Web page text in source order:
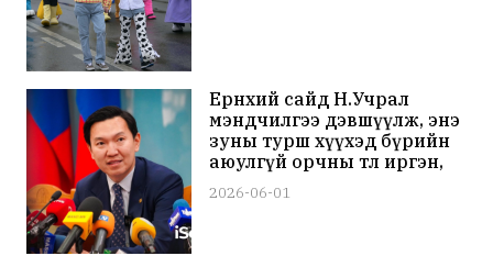
Ерөнхий сайд Н.Учрал
мэндчилгээ дэвшүүлж, энэ
зуны турш хүүхэд бүрийн
аюулгүй орчны төлөө иргэн,
хувийн хэвшил, төр хамтдаа
ажиллана гэлээ
2026-06-01